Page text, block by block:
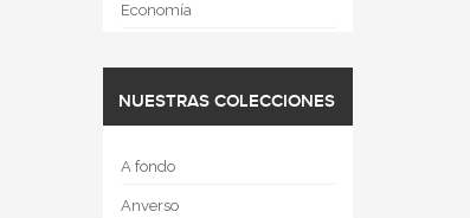
Economía
NUESTRAS COLECCIONES
A fondo
Anverso